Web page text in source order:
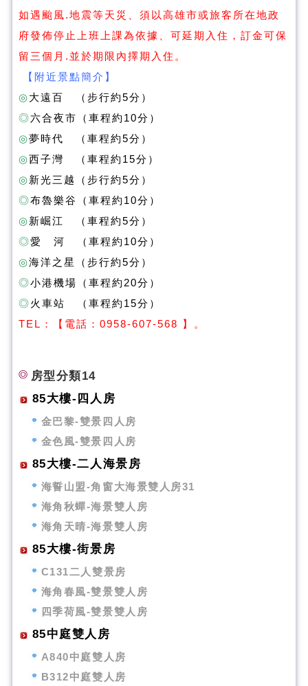
如遇颱風.地震等天災、須以高雄市或旅客所在地政
府發佈停止上班上課為依據、可延期入住，訂金可保
留三個月.並於期限內擇期入住。
【附近景點簡介】
◎大遠百 （步行約5分）
◎六合夜市（車程約10分）
◎夢時代 （車程約5分）
◎西子灣 （車程約15分）
◎新光三越（步行約5分）
◎布魯樂谷（車程約10分）
◎新崛江 （車程約5分）
◎愛 河 （車程約10分）
◎海洋之星（步行約5分）
◎小港機場（車程約20分）
◎火車站 （車程約15分）
T EL：【電話：0958-607-568 】。
房型分類14
85大樓-四人房
金巴黎-雙景四人房
金色風-雙景四人房
85大樓-二人海景房
海誓山盟-角窗大海景雙人房31
海角秋蟬-海景雙人房
海角天晴-海景雙人房
85大樓-街景房
C131二人雙景房
海角春風-雙景雙人房
四季荷風-雙景雙人房
85中庭雙人房
A840中庭雙人房
B312中庭雙人房